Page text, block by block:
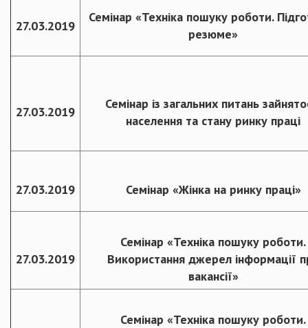
27.03.2019
Семінар «Техніка пошуку роботи.
резюме»
27.03.2019
Семінар із загальних питань
населення та стану ринку праці
27.03.2019 Семінар «Жінка на ринку праці»
27.03.2019
Семінар «Техніка пошуку роботи.
Використання джерел інформації
вакансії»
Семінар «Техніка пошуку роботи.